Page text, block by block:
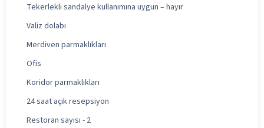
Tekerlekli sandalye kullanımına uygun – hayır
Valiz dolabı
Merdiven parmaklıkları
Ofis
Koridor parmaklıkları
24 saat açık resepsiyon
Restoran sayısı - 2